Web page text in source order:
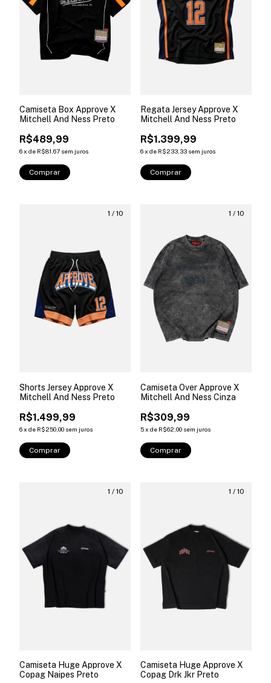
Camiseta Box Approve X
Mitchell And Ness Preto
R$489,99
6x de R$81,67 sem juros
Comprar
Regata Jersey Approve X
Mitchell And Ness Preto
R$1.399,99
6x de R$233,33 sem juros
Comprar
1 / 10
Shorts Jersey Approve X
Mitchell And Ness Preto
R$1.499,99
6x de R$250,00 sem juros
Comprar
1 / 10
Camiseta Over Approve X
Mitchell And Ness Cinza
R$309,99
5x de R$62,00 sem juros
Comprar
1 / 10
Camiseta Huge Approve X
Copag Naipes Preto
1 / 10
Camiseta Huge Approve X
Copag Drk Jkr Preto